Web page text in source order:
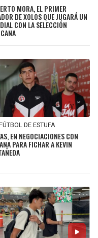
MORA, EL PRIMER
DE XOLOS QUE JUGARÁ UN
CON LA SELECCIÓN
DE ESTUFA
EN NEGOCIACIONES CON
PARA FICHAR A KEVIN